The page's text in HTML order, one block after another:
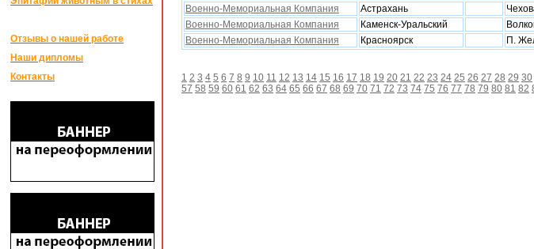
Отзывы о нашей работе
Наши дипломы
Контакты
Военно-Мемориальная Компания
Астрахань
Военно-Мемориальная Компания
Каменск-Уральский
Военно-Мемориальная Компания
Красноярск П.
1 2 3 4 5 6 7 8 9 10 11 12 13 14 15 16 17 18 19 20 21 22 23 24 25 26 27 28 29 30
57 58 59 60 61 62 63 64 65 66 67 68 69 70 71 72 73 74 75 76 77 78 79 80 81 82